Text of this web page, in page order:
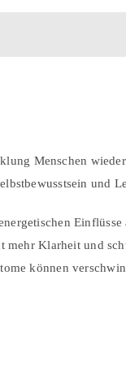
Menschen
und
Klarheit und
können